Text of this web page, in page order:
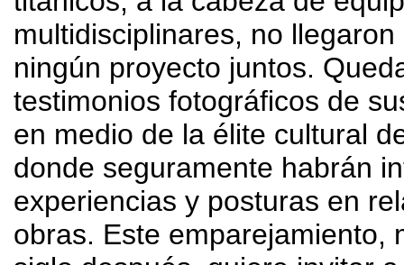
multidisciplinares, no
ningún proyecto juntos.
testimonios fotográficos de
en medio de la élite cultural
donde seguramente habrán
experiencias y posturas en
obras. Este emparejamiento,